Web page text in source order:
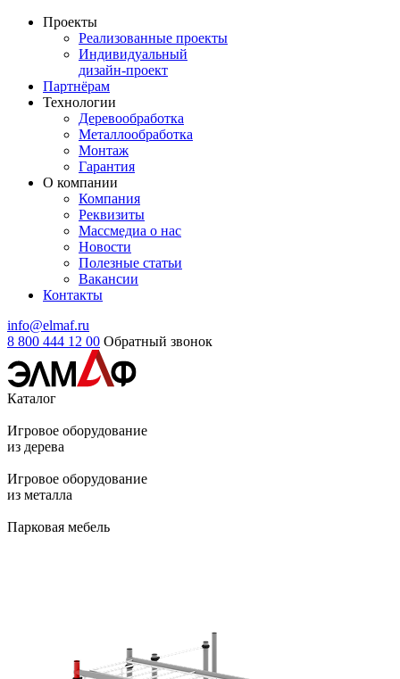
Проекты
Реализованные проекты
Индивидуальный
дизайн-проект
Партнёрам
Технологии
Деревообработка
Металлообработка
Монтаж
Гарантия
О компании
Компания
Реквизиты
Массмедиа о нас
Новости
Полезные статьи
Вакансии
Контакты
info@elmaf.ru
8 800 444 12 00 Обратный звонок
Каталог
Игровое оборудование
из дерева
Игровое оборудование
из металла
Парковая мебель